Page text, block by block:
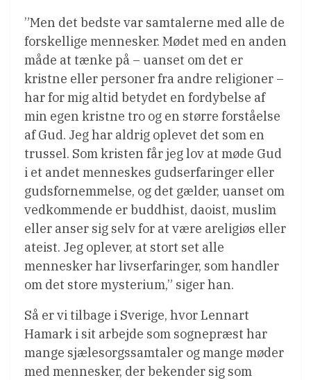
”Men det bedste var samtalerne med alle de
forskellige mennesker. Mødet med en anden
måde at tænke på – uanset om det er
kristne eller personer fra andre religioner –
har for mig altid betydet en fordybelse af
min egen kristne tro og en større forståelse
af Gud. Jeg har aldrig oplevet det som en
trussel. Som kristen får jeg lov at møde Gud
i et andet menneskes gudserfaringer eller
gudsfornemmelse, og det gælder, uanset om
vedkommende er buddhist, daoist, muslim
eller anser sig selv for at være areligiøs eller
ateist. Jeg oplever, at stort set alle
mennesker har livserfaringer, som handler
om det store mysterium,” siger han.
Så er vi tilbage i Sverige, hvor Lennart
Hamark i sit arbejde som sognepræst har
mange sjælesorgssamtaler og mange møder
med mennesker, der bekender sig som